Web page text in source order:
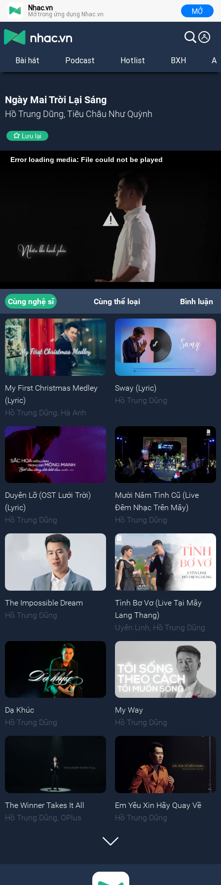
Nhac.vn
Mở trong ứng dụng Nhac.vn MỞ
Bài hát Podcast Hotlist BXH
Ngày Mai Trời Lại Sáng
Hồ Trung Dũng, Tiêu Châu Như Quỳnh
Lưu lại
Error loading media: File could not be played
Cùng nghệ sĩ Cùng thể loại Bình luận
My First Christmas Medley
(Lyric)
Hồ Trung Dũng Hà Anh
Sway (Lyric)
Hồ Trung Dũng
Duyên Lỡ (OST Lưới Trời)
(Lyric)
Hồ Trung Dũng
Mười Năm Tình Cũ (Live
Đêm Nhạc Trên Mây)
Hồ Trung Dũng
The Impossible Dream
Hồ Trung Dũng
Tình Bơ Vơ (Live Tại Mây
Lang Thang)
Uyên Linh Hồ Trung Dũng
Dạ Khúc
Hồ Trung Dũng
My Way
Hồ Trung Dũng
The Winner Takes It All
Hồ Trung Dũng OPlus
Em Yêu Xin Hãy Quay Về
Hồ Trung Dũng